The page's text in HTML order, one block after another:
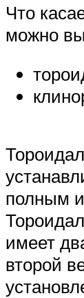
Что
можно
полным
имеет
второй